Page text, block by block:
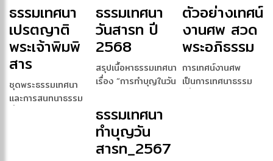
ธรรมเทศนา
เปรตญาติ
พระเจ้าพิมพิ
สาร
ชุดพระธรรมเทศนา
และการสนทนาธรรม
ธรรมเทศนา
วันสารท ปี
2568
สรุปเนื้อหาธรรมเทศนา
เรื่อง “การทำบุญในวัน
ตัวอย่างเทศน์
งานศพ สวด
พระอภิธรรม
การเทศน์งานศพ
เป็นการเทศนาธรรม
ธรรมเทศนา
ทำบุญวัน
สารท_2567